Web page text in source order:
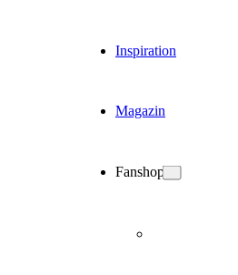
Inspiration
Magazin
Fanshop